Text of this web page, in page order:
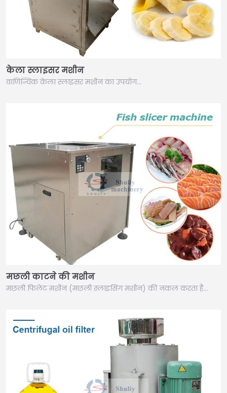
केला स्लाइसर मशीन
वाणिज्यिक केला स्लाइसर मशीन का उपयोग…
मछली काटने की मशीन
मछली फिलेट मशीन (मछली स्लाइसिंग मशीन) की नकल करता है…